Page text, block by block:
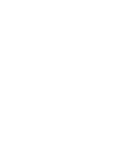
Złocisty eliksir na zdrowe stawy –
Witajcie w magicznej krainie
lekarstwo dla ciała i duszy. Dziś
kondycję stawów, ale także rozpali
prawdziwa kuchenna alchemia,
sekret zdrowych stawów z pomocą
Złociste skarby natury –
Prozdrowotne właściwości